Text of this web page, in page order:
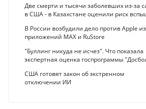
Две смерти и тысячи заболевших из-за
в США - в Казахстане оценили риск
В России возбудили дело против Apple
приложений MAX и RuStore
"Буллинг никуда не исчез". Что показала
экспертная оценка госпрограммы
США готовят закон об экстренном
отключении ИИ